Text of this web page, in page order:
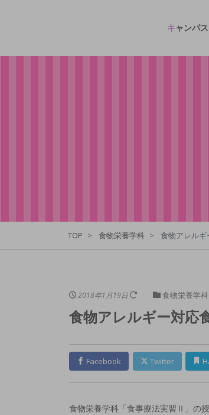
キャンパ
TOP 食物栄養学科 食物アレル
2018年1月19日 食物栄養学科
食物アレルギー対応
Facebook Twitter
食物栄養学科「食事療法実習Ⅱ」の